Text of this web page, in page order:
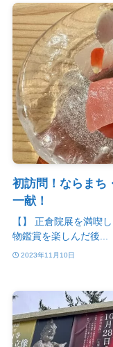
初訪問！ならまち
一献！
【】 正倉院展を満喫
物鑑賞を楽しんだ後...
2023年11月10日